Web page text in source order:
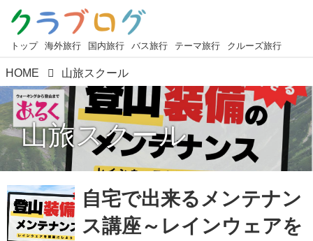
トップ 海外旅行 国内旅行 バス旅行 テーマ旅行 クルーズ旅行
HOME 山旅スクール
山旅スクール
自宅で出来るメンテナン
ス講座～レインウェアを